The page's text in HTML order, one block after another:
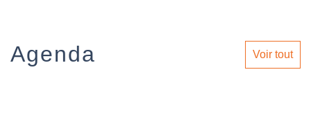
Agenda Voir tout